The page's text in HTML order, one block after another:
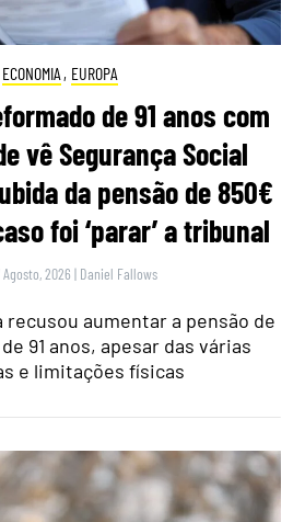
ECONOMIA , EUROPA
de 91 anos com
vê Segurança Social
da pensão de 850€
foi ‘parar’ a tribunal
Agosto, 2026 | Daniel Fallows
aumentar a pensão de
91 anos, apesar das várias
e limitações físicas